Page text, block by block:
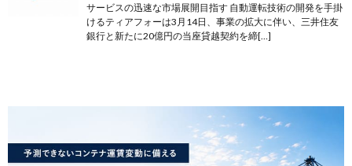
サービスの迅速な市場展開目指す 自動運転技術の開発を手掛
けるティアフォーは3月14日、事業の拡大に伴い、三井住友
銀行と新たに20億円の当座貸越契約を締[…]